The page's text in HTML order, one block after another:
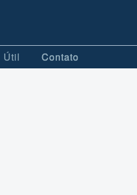
Útil Contato